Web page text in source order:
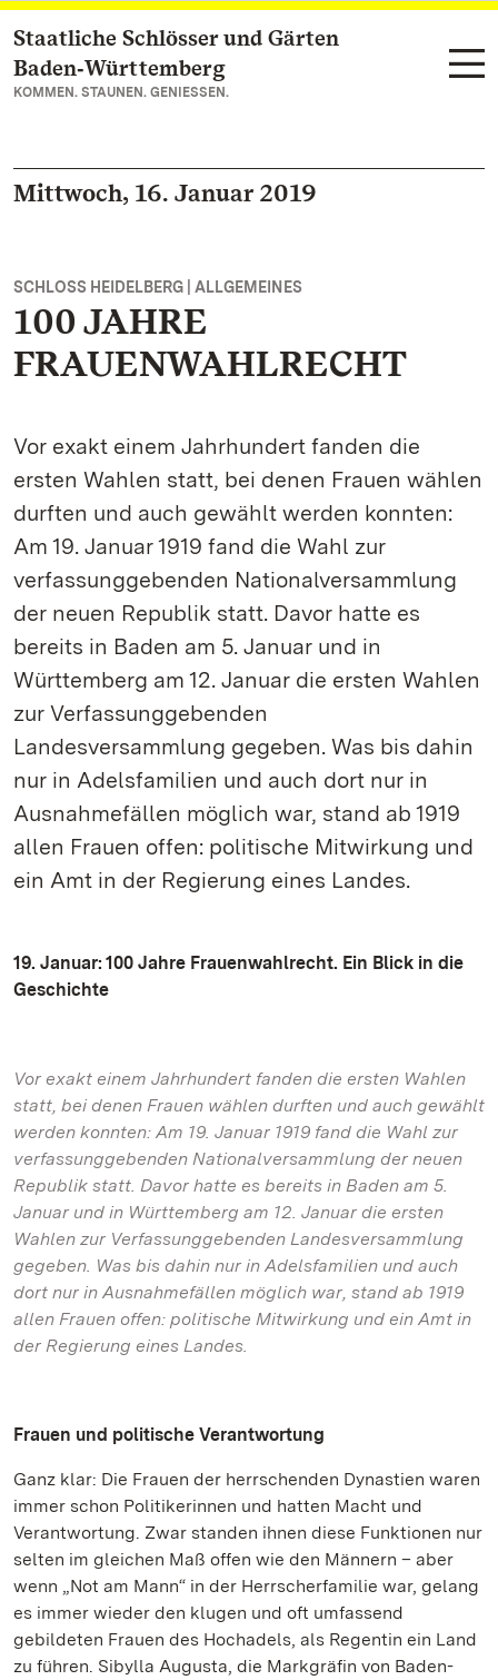
Zum Hauptinhalt springen
Staatliche Schlösser und Gärten
Baden‑Württemberg
KOMMEN. STAUNEN. GENIESSEN.
Mittwoch, 16. Januar 2019
SCHLOSS HEIDELBERG | ALLGEMEINES
100 JAHRE
FRAUENWAHLRECHT
Vor exakt einem Jahrhundert fanden die
ersten Wahlen statt, bei denen Frauen wählen
durften und auch gewählt werden konnten:
Am 19. Januar 1919 fand die Wahl zur
verfassunggebenden Nationalversammlung
der neuen Republik statt. Davor hatte es
bereits in Baden am 5. Januar und in
Württemberg am 12. Januar die ersten Wahlen
zur Verfassunggebenden
Landesversammlung gegeben. Was bis dahin
nur in Adelsfamilien und auch dort nur in
Ausnahmefällen möglich war, stand ab 1919
allen Frauen offen: politische Mitwirkung und
ein Amt in der Regierung eines Landes.
19. Januar: 100 Jahre Frauenwahlrecht. Ein Blick in die
Geschichte
Vor exakt einem Jahrhundert fanden die ersten Wahlen
statt, bei denen Frauen wählen durften und auch gewählt
werden konnten: Am 19. Januar 1919 fand die Wahl zur
verfassunggebenden Nationalversammlung der neuen
Republik statt. Davor hatte es bereits in Baden am 5.
Januar und in Württemberg am 12. Januar die ersten
Wahlen zur Verfassunggebenden Landesversammlung
gegeben. Was bis dahin nur in Adelsfamilien und auch
dort nur in Ausnahmefällen möglich war, stand ab 1919
allen Frauen offen: politische Mitwirkung und ein Amt in
der Regierung eines Landes.
Frauen und politische Verantwortung
Ganz klar: Die Frauen der herrschenden Dynastien waren
immer schon Politikerinnen und hatten Macht und
Verantwortung. Zwar standen ihnen diese Funktionen nur
selten im gleichen Maß offen wie den Männern – aber
wenn „Not am Mann“ in der Herrscherfamilie war, gelang
es immer wieder den klugen und oft umfassend
gebildeten Frauen des Hochadels, als Regentin ein Land
zu führen. Sibylla Augusta, die Markgräfin von Baden-